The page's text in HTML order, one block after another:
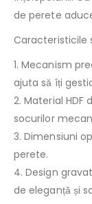
de perete
Caracteristicile
1. Mecanism
ajuta să îți
2. Material
socurilor
3. Dimensiuni
perete.
4. Design
de eleganță și